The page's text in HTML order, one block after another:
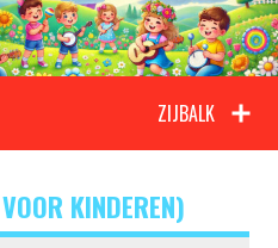
Kinderliedjes
ZIJBALK
KINDEREN)